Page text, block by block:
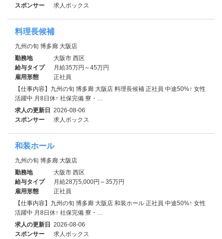
スポンサー
求人ボックス
料理長候補
九州の旬 博多廊 大阪店
勤務地
大阪市 西区
給与タイプ
月給35万円～45万円
雇用形態
正社員
【仕事内容】九州の旬 博多廊 大阪店 料理長候補 正社員 中途50%↑ 女性
活躍中 月8日休↑ 社保完備 寮・…
求人の更新日 2026-08-06
スポンサー
求人ボックス
和装ホール
九州の旬 博多廊 大阪店
勤務地
大阪市 西区
給与タイプ
月給28万5,000円～35万円
雇用形態
正社員
【仕事内容】九州の旬 博多廊 大阪店 和装ホール 正社員 中途50%↑ 女性
活躍中 月8日休↑ 社保完備 寮・…
求人の更新日 2026-08-06
スポンサー
求人ボックス